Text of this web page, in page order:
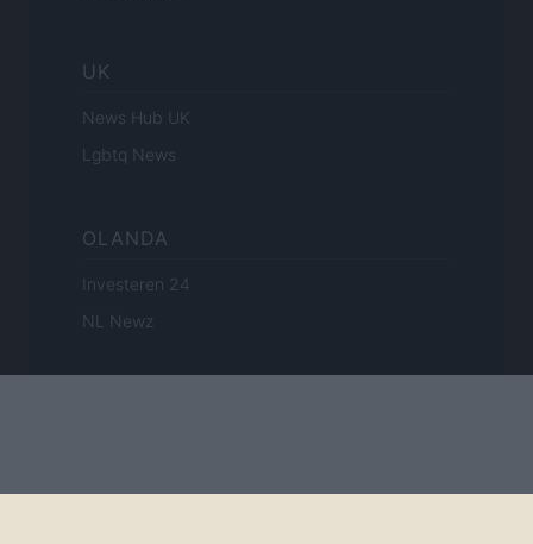
UK
News Hub UK
Lgbtq News
OLANDA
Investeren 24
NL Newz